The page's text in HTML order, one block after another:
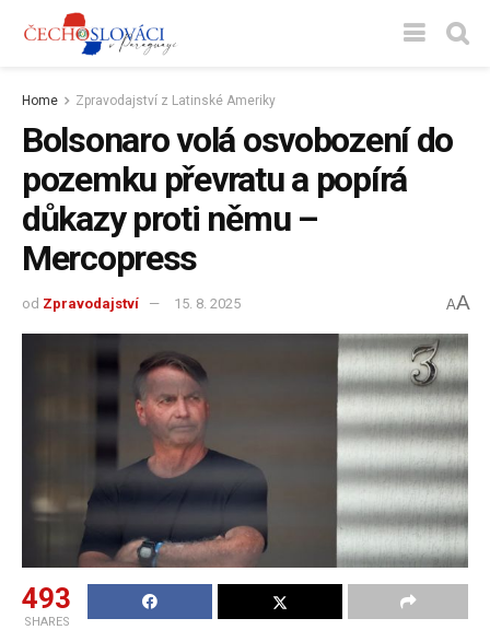
Home Zpravodajství z Latinské Ameriky
Bolsonaro volá osvobození do
pozemku převratu a popírá
důkazy proti němu –
Mercopress
od Zpravodajství 15. 8. 2025 AA
493
SHARES